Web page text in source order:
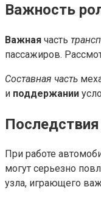
Важность
Важная часть
пассажиров.
Составная часть
и поддержании
При работе
могут серьезно
узла, играющего